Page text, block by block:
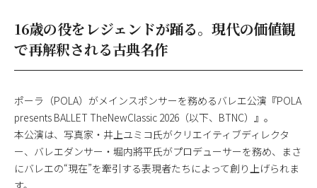
16歳の役をレジェンドが踊る。現代の価値観
で再解釈される古典名作
ポーラ（POLA）がメインスポンサーを務めるバレエ公演『POLA
presents BALLET TheNewClassic 2026（以下、BTNC）』。
本公演は、写真家・井上ユミコ氏がクリエイティブディレクタ
ー、バレエダンサー・堀内將平氏がプロデューサーを務め、まさ
にバレエの“現在”を牽引する表現者たちによって創り上げられま
す。